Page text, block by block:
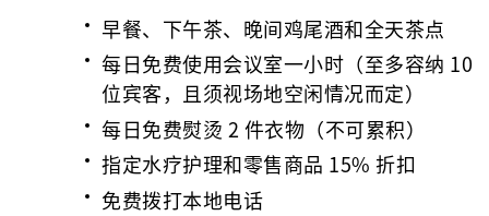
早餐、下午茶、晚间鸡尾酒和全天茶点
每日免费使用会议室一小时（至多容纳 10
位宾客，且须视场地空闲情况而定）
每日免费熨烫 2 件衣物（不可累积）
指定水疗护理和零售商品 15% 折扣
免费拨打本地电话